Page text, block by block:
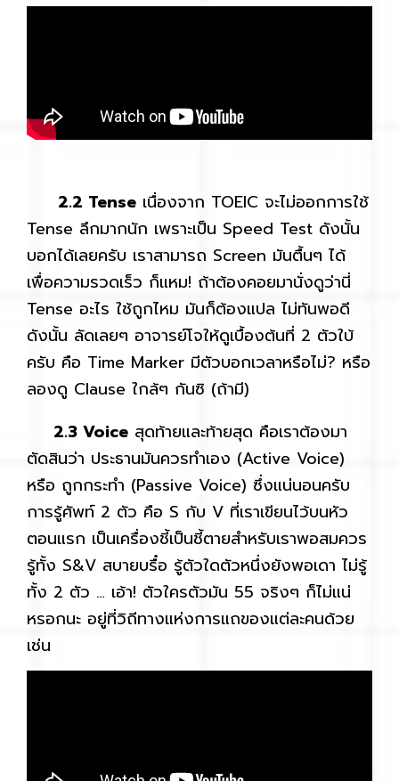
2.2 Tense เนื่องจาก TOEIC จะไม่ออกการใช้
Tense ลึกมากนัก เพราะเป็น Speed Test ดังนั้น
บอกได้เลยครับ เราสามารถ Screen มันตื้นๆ ได้
เพื่อความรวดเร็ว ก็แหม! ถ้าต้องคอยมานั่งดูว่านี่
Tense อะไร ใช้ถูกไหม มันก็ต้องแปล ไม่ทันพอดี
ดังนั้น ลัดเลยๆ อาจารย์โจให้ดูเบื้องต้นที่ 2 ตัวใบ้
ครับ คือ Time Marker มีตัวบอกเวลาหรือไม่? หรือ
ลองดู Clause ใกล้ๆ กันซิ (ถ้ามี)
2.3 Voice สุดท้ายและท้ายสุด คือเราต้องมา
ตัดสินว่า ประธานมันควรทำเอง (Active Voice)
หรือ ถูกกระทำ (Passive Voice) ซึ่งแน่นอนครับ
การรู้ศัพท์ 2 ตัว คือ S กับ V ที่เราเขียนไว้บนหัว
ตอนแรก เป็นเครื่องชี้เป็นชี้ตายสำหรับเราพอสมควร
รู้ทั้ง S&V สบายบรื๋อ รู้ตัวใดตัวหนึ่งยังพอเดา ไม่รู้
ทั้ง 2 ตัว … เอ้า! ตัวใครตัวมัน 55 จริงๆ ก็ไม่แน่
หรอกนะ อยู่ที่วิถีทางแห่งการแถของแต่ละคนด้วย
เช่น